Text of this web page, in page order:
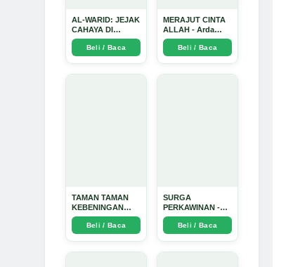
AL-WARID: JEJAK
CAHAYA DI
ANTARA DUA
ZAMAN - Arda
Dinata
Beli / Baca
MERAJUT CINTA
ALLAH - Arda
Dinata
Beli / Baca
TAMAN TAMAN
KEBENINGAN
HATI - Arda Dinata
Beli / Baca
SURGA
PERKAWINAN -
Arda Dinata
Beli / Baca